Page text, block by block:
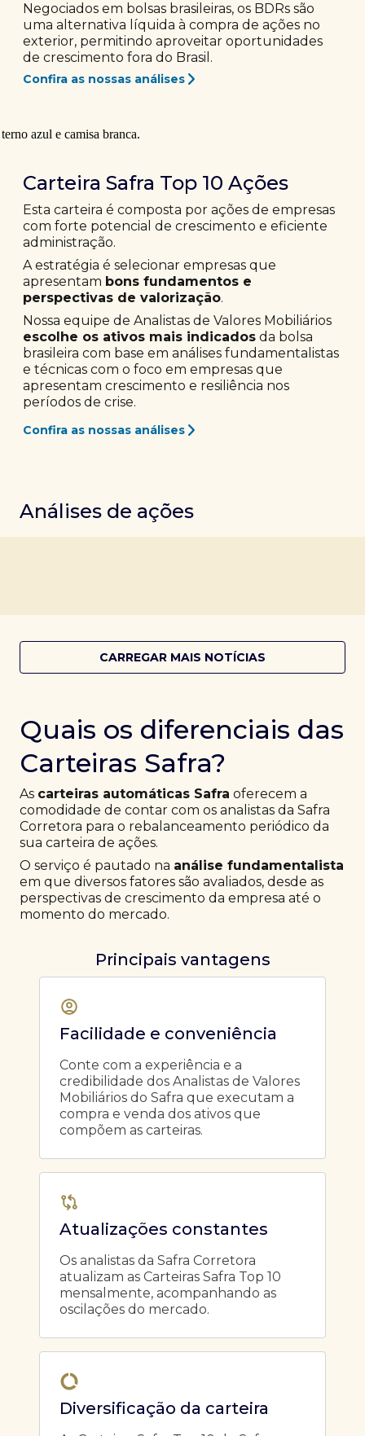
Negociados em bolsas brasileiras, os BDRs são
uma alternativa líquida à compra de ações no
exterior, permitindo aproveitar oportunidades
de crescimento fora do Brasil.
Confira as nossas análises
Carteira Safra Top 10 Ações
Esta carteira é composta por ações de empresas
com forte potencial de crescimento e eficiente
administração.
A estratégia é selecionar empresas que
apresentam bons fundamentos e
perspectivas de valorização.
Nossa equipe de Analistas de Valores Mobiliários
escolhe os ativos mais indicados da bolsa
brasileira com base em análises fundamentalistas
e técnicas com o foco em empresas que
apresentam crescimento e resiliência nos
períodos de crise.
Confira as nossas análises
Análises de ações
CARREGAR MAIS NOTÍCIAS
Quais os diferenciais das
Carteiras Safra?
As carteiras automáticas Safra oferecem a
comodidade de contar com os analistas da Safra
Corretora para o rebalanceamento periódico da
sua carteira de ações.
O serviço é pautado na análise fundamentalista
em que diversos fatores são avaliados, desde as
perspectivas de crescimento da empresa até o
momento do mercado.
Principais vantagens
Facilidade e conveniência
Conte com a experiência e a
credibilidade dos Analistas de Valores
Mobiliários do Safra que executam a
compra e venda dos ativos que
compõem as carteiras.
Atualizações constantes
Os analistas da Safra Corretora
atualizam as Carteiras Safra Top 10
mensalmente, acompanhando as
oscilações do mercado.
Diversificação da carteira